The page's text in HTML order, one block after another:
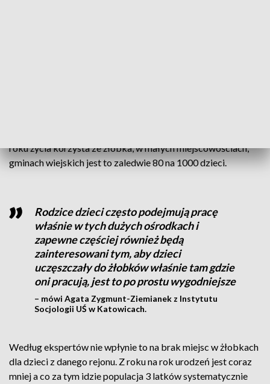
roku życia korzysta ze żłobka, w małych miejscowościach,
gminach wiejskich jest to zaledwie 80 na 1000 dzieci.
Rodzice dzieci często podejmują pracę
właśnie w tych dużych ośrodkach i
zapewne częściej również będą
zainteresowani tym, aby dzieci
uczęszczały do żłobków właśnie tam gdzie
oni pracują, jest to po prostu wygodniejsze
– mówi Agata Zygmunt-Ziemianek z Instytutu
Socjologii UŚ w Katowicach.
Według ekspertów nie wpłynie to na brak miejsc w żłobkach
dla dzieci z danego rejonu. Z roku na rok urodzeń jest coraz
mniej a co za tym idzie populacja 3 latków systematycznie